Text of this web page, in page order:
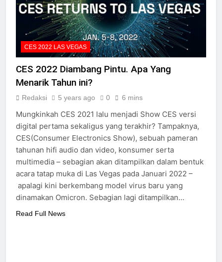
CES 2022 LAS VEGAS
CES 2022 Diambang Pintu. Apa Yang
Menarik Tahun ini?
Redaksi 5 years ago 0 6 mins
Mungkinkah CES 2021 lalu menjadi Show CES versi
digital pertama sekaligus yang terakhir? Tampaknya,
CES(Consumer Electronics Show), sebuah pameran
tahunan hifi audio dan video, konsumer serta
multimedia – sebagian akan ditampilkan dalam bentuk
acara tatap muka di Las Vegas pada Januari 2022 –
apalagi kini berkembang model virus baru yang
dinamakan Omicron. Sebagian lagi ditampilkan…
Read Full News